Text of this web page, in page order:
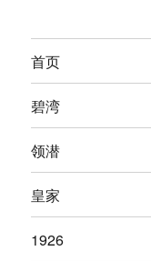
首页
碧湾
领潜
皇家
1926